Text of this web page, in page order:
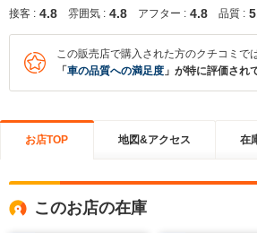
接客 : 4.8 雰囲気 : 4.8 アフター : 4.8 品質 :
この販売店で購入された方のクチコミで
「 車の品質への満足度 」が特に評価され
お店TOP 地図&アクセス 在
このお店の在庫